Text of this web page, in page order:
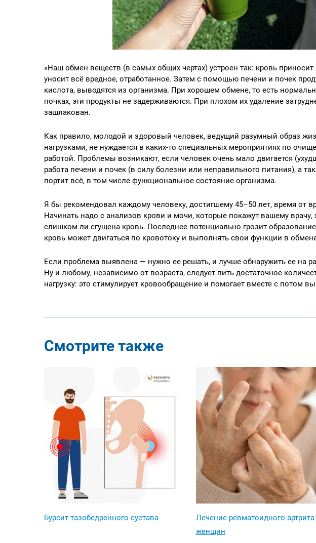
«Наш обмен веществ (в самых общих чертах) устроен так: кровь
уносит всё вредное, отработанное. Затем с помощью печени и почек
кислота, выводятся из организма. При хорошем обмене, то есть
почках, эти продукты не задерживаются. При плохом их удаление
зашлакован.
Как правило, молодой и здоровый человек, ведущий разумный образ
нагрузками, не нуждается в каких-то специальных мероприятиях по
работой. Проблемы возникают, если человек очень мало двигается
работа печени и почек (в силу болезни или неправильного питания), а
портит всё, в том числе функциональное состояние организма.
Я бы рекомендовал каждому человеку, достигшему 45–50 лет, время от
Начинать надо с анализов крови и мочи, которые покажут вашему
слишком ли сгущена кровь. Последнее потенциально грозит
кровь может двигаться по кровотоку и выполнять свои функции в
Если проблема выявлена — нужно ее решать, и лучше обнаружить ее на
Ну и любому, независимо от возраста, следует пить достаточное
нагрузку: это стимулирует кровообращение и помогает вместе с потом
Смотрите также
Бурсит тазобедренного сустава
Лечение ревматоидного артрита
женщин